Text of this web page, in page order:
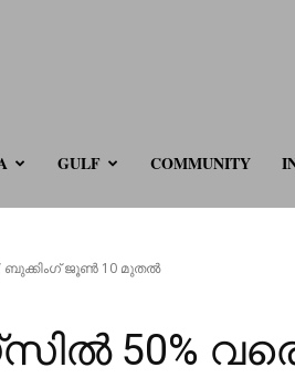
GULF COMMUNITY
ബുക്കിംഗ് ജൂൺ 10 മുതൽ
50%